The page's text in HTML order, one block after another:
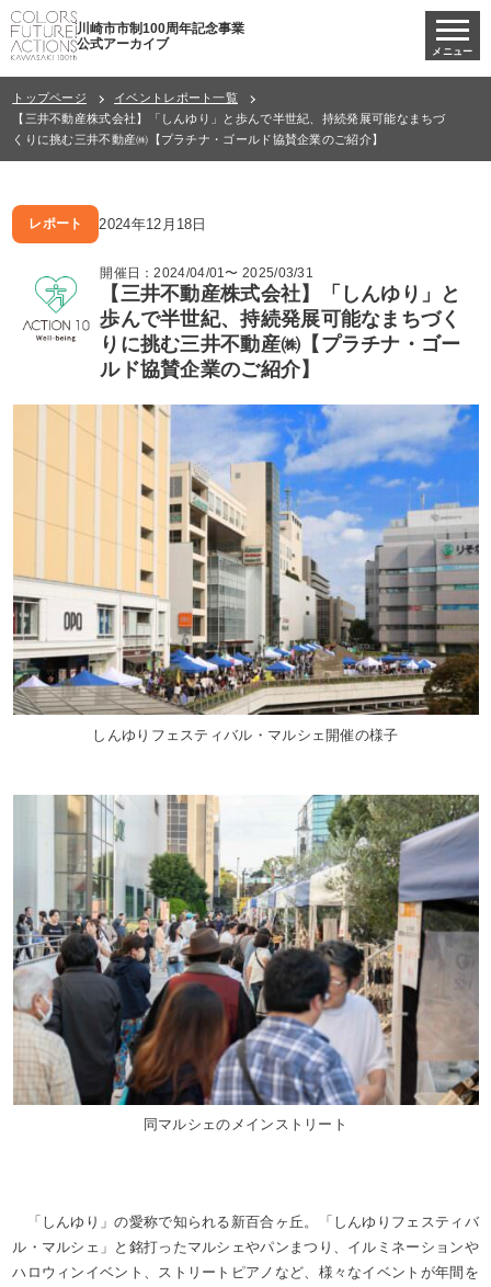
川崎市市制100周年記念事業
公式アーカイブ
メニュー
トップページ
イベントレポート一覧
【三井不動産株式会社】「しんゆり」と歩んで半世紀、持続発展可能なまちづ
くりに挑む三井不動産㈱【プラチナ・ゴールド協賛企業のご紹介】
レポート 2024年12月18日
開催日：2024/04/01〜 2025/03/31
【三井不動産株式会社】「しんゆり」と
歩んで半世紀、持続発展可能なまちづく
りに挑む三井不動産㈱【プラチナ・ゴー
ルド協賛企業のご紹介】
しんゆりフェスティバル・マルシェ開催の様子
同マルシェのメインストリート
「しんゆり」の愛称で知られる新百合ヶ丘。「しんゆりフェスティバ
ル・マルシェ」と銘打ったマルシェやパンまつり、イルミネーションや
ハロウィンイベント、ストリートピアノなど、様々なイベントが年間を